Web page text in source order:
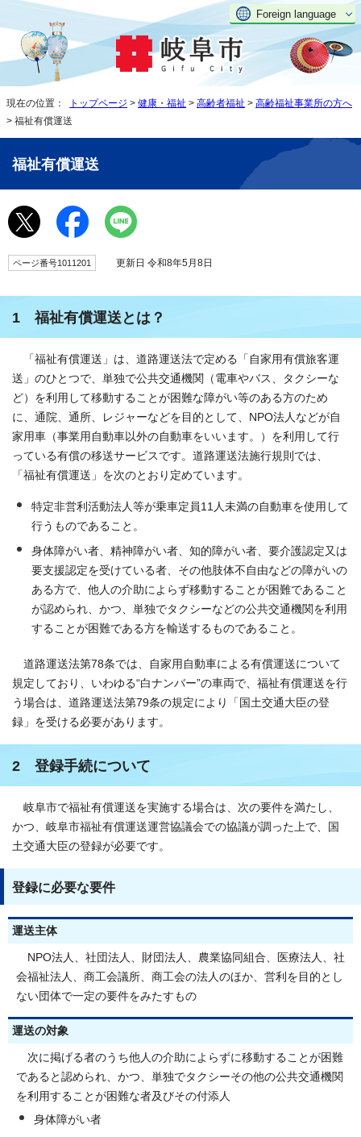
Foreign language
現在の位置： トップページ > 健康・福祉 > 高齢者福祉 > 高齢福祉事業所の方へ
> 福祉有償運送
福祉有償運送
ページ番号1011201 更新日 令和8年5月8日
1 福祉有償運送とは？
「福祉有償運送」は、道路運送法で定める「自家用有償旅客運
送」のひとつで、単独で公共交通機関（電車やバス、タクシーな
ど）を利用して移動することが困難な障がい等のある方のため
に、通院、通所、レジャーなどを目的として、NPO法人などが自
家用車（事業用自動車以外の自動車をいいます。）を利用して行
っている有償の移送サービスです。道路運送法施行規則では、
「福祉有償運送」を次のとおり定めています。
特定非営利活動法人等が乗車定員11人未満の自動車を使用して
行うものであること。
身体障がい者、精神障がい者、知的障がい者、要介護認定又は
要支援認定を受けている者、その他肢体不自由などの障がいの
ある方で、他人の介助によらず移動することが困難であること
が認められ、かつ、単独でタクシーなどの公共交通機関を利用
することが困難である方を輸送するものであること。
道路運送法第78条では、自家用自動車による有償運送について
規定しており、いわゆる“白ナンバー”の車両で、福祉有償運送を行
う場合は、道路運送法第79条の規定により「国土交通大臣の登
録」を受ける必要があります。
2 登録手続について
岐阜市で福祉有償運送を実施する場合は、次の要件を満たし、
かつ、岐阜市福祉有償運送運営協議会での協議が調った上で、国
土交通大臣の登録が必要です。
登録に必要な要件
運送主体
NPO法人、社団法人、財団法人、農業協同組合、医療法人、社
会福祉法人、商工会議所、商工会の法人のほか、営利を目的とし
ない団体で一定の要件をみたすもの
運送の対象
次に掲げる者のうち他人の介助によらずに移動することが困難
であると認められ、かつ、単独でタクシーその他の公共交通機関
を利用することが困難な者及びその付添人
身体障がい者